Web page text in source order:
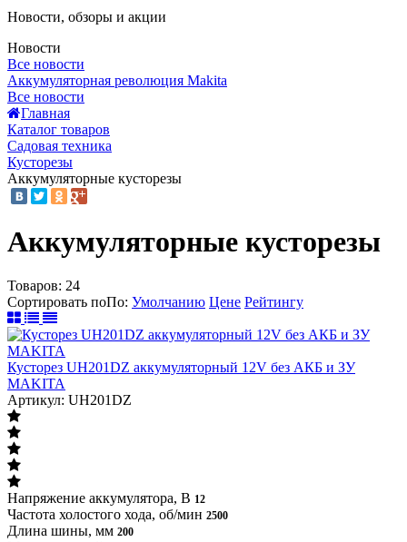
Новости, обзоры и акции
Новости
Все новости
Аккумуляторная революция Makita
Все новости
Главная
Каталог товаров
Садовая техника
Кусторезы
Аккумуляторные кусторезы
Аккумуляторные кусторезы
Товаров: 24
Сортировать поПо: Умолчанию Цене Рейтингу
Кусторез UH201DZ аккумуляторный 12V без АКБ и ЗУ
MAKITA
Артикул: UH201DZ
Напряжение аккумулятора, В 12
Частота холостого хода, об/мин 2500
Длина шины, мм 200